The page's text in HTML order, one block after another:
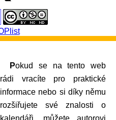
Pokud se na tento web
rádi vracíte pro praktické
informace nebo si díky němu
rozšiřujete své znalosti o
kalendáři, můžete autorovi